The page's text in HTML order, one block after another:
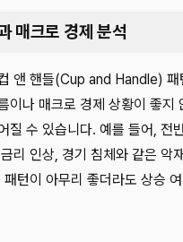
매크로 경제 분석
앤 핸들(Cup and Handle) 패
이나 매크로 경제 상황이 좋지
질 수 있습니다. 예를 들어, 전
리 인상, 경기 침체와 같은 악
패턴이 아무리 좋더라도 상승